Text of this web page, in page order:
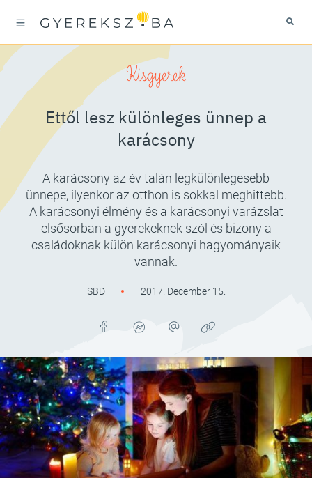
Kisgyerek
Ettől lesz különleges ünnep a
karácsony
A karácsony az év talán legkülönlegesebb
ünnepe, ilyenkor az otthon is sokkal meghittebb.
A karácsonyi élmény és a karácsonyi varázslat
elsősorban a gyerekeknek szól és bizony a
családoknak külön karácsonyi hagyományaik
vannak.
SBD 2017. December 15.